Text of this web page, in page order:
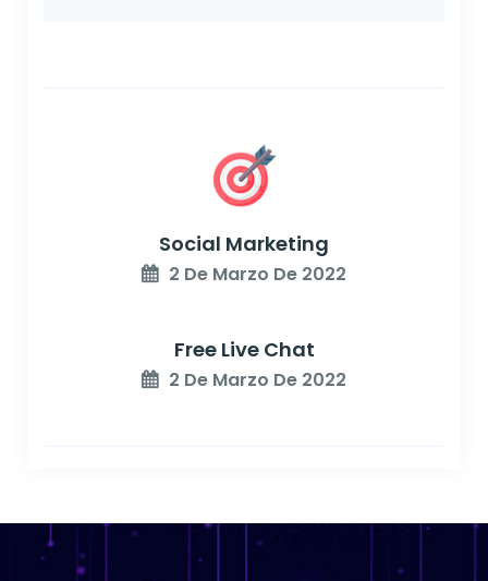
Social Marketing
2 De Marzo De 2022
Free Live Chat
2 De Marzo De 2022